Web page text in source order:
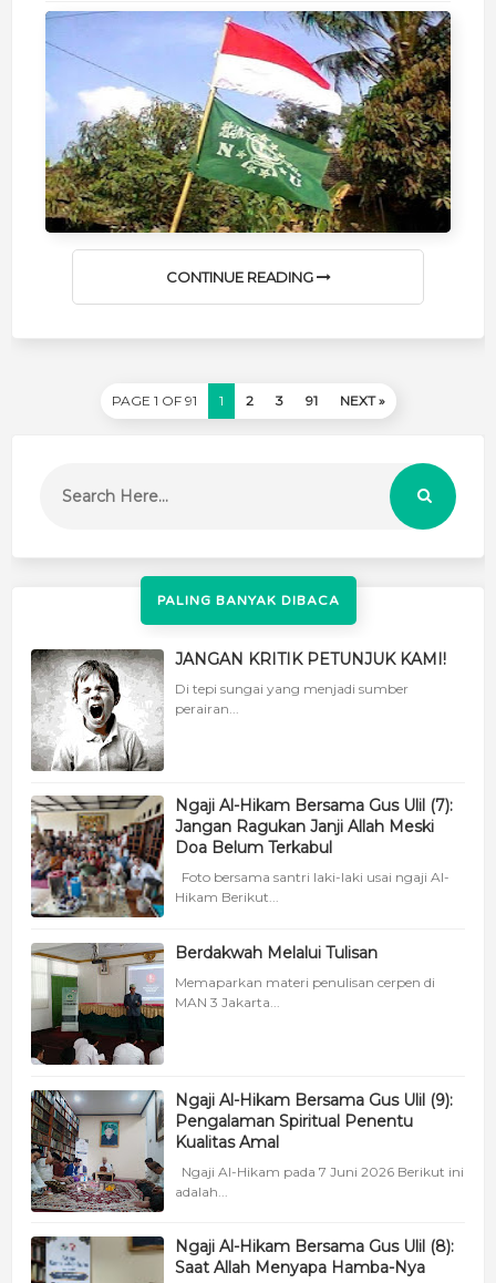
CONTINUE READING
PAGE 1 OF 91 1 2 3 91 NEXT »
PALING BANYAK DIBACA
JANGAN KRITIK PETUNJUK KAMI!
Di tepi sungai yang menjadi sumber
perairan...
Ngaji Al-Hikam Bersama Gus Ulil (7):
Jangan Ragukan Janji Allah Meski
Doa Belum Terkabul
Foto bersama santri laki-laki usai ngaji Al-
Hikam Berikut...
Berdakwah Melalui Tulisan
Memaparkan materi penulisan cerpen di
MAN 3 Jakarta...
Ngaji Al-Hikam Bersama Gus Ulil (9):
Pengalaman Spiritual Penentu
Kualitas Amal
Ngaji Al-Hikam pada 7 Juni 2026 Berikut ini
adalah...
Ngaji Al-Hikam Bersama Gus Ulil (8):
Saat Allah Menyapa Hamba-Nya